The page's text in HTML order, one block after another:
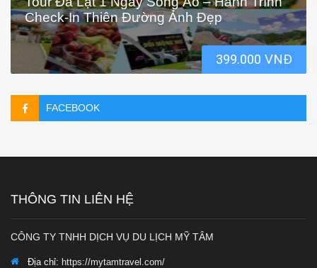
Check-In Thiên Đường Ảnh Đẹp
399.000 VNĐ
FACEBOOK
THÔNG TIN LIÊN HỆ
CÔNG TY TNHH DỊCH VỤ DU LỊCH MỸ TÂM
Địa chỉ: https://mytamtravel.com/